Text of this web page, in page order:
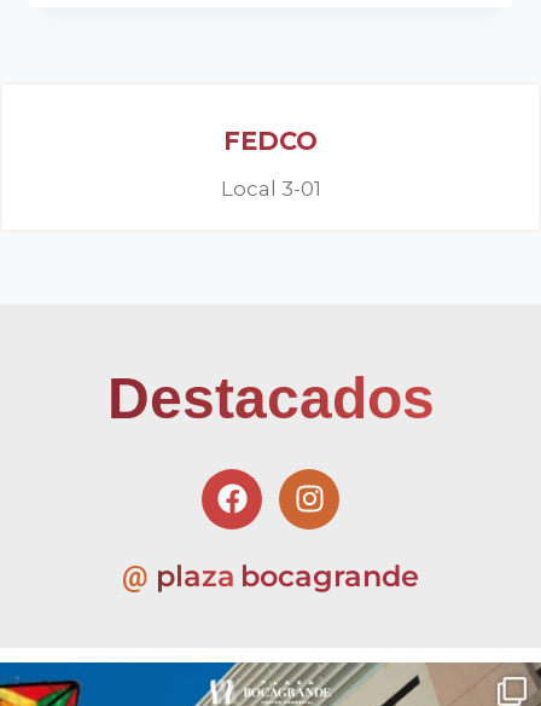
FEDCO
Local 3-01
Destacados
@ plaza bocagrande